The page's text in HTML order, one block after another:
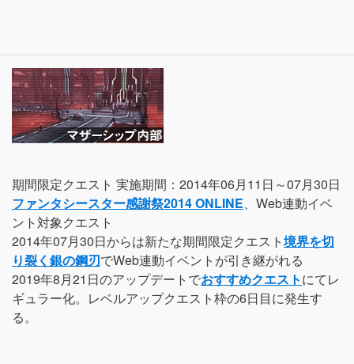
期間限定クエスト 実施期間：2014年06月11日～07月30日
ファンタシースター感謝祭2014 ONLINE、Web連動イベ
ント対象クエスト
2014年07月30日からは新たな期間限定クエスト境界を切
り裂く銀の鋼刃でWeb連動イベントが引き継がれる
2019年8月21日のアップデートでおすすめクエストにてレ
ギュラー化。レベルアップクエスト枠の6日目に発生す
る。